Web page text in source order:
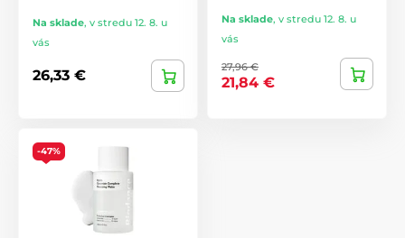
Na sklade, v stredu 12. 8. u
vás
26,33 €
Na sklade, v stredu 12. 8. u
vás
27,96 €
21,84 €
-47%